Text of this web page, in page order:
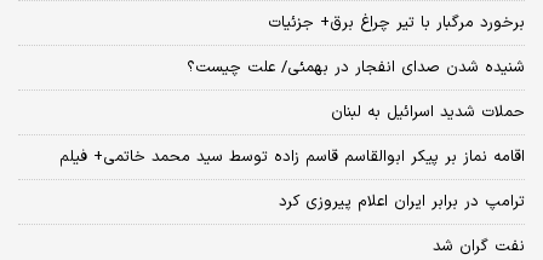
برخورد مرگبار با تیر چراغ برق+ جزئیات
شنیده شدن صدای انفجار در بهمئی/ علت چیست؟
حملات شدید اسرائیل به لبنان
اقامه نماز بر پیکر ابوالقاسم قاسم زاده توسط سید محمد خاتمی+ فیلم
ترامپ در برابر ایران اعلام پیروزی کرد
نفت گران شد